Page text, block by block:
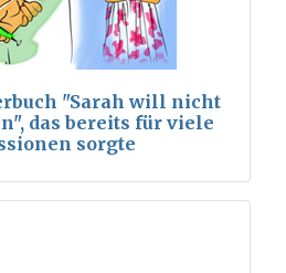
"Sarah will nicht
das bereits für viele
sorgte